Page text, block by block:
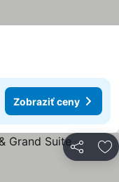
Zobraziť ceny
Zdieľať